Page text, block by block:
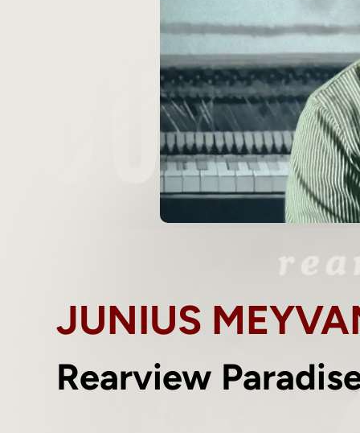
JUNIUS
Rearview